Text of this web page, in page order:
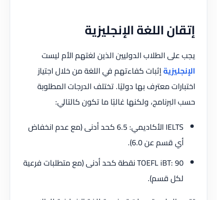
إتقان اللغة الإنجليزية
يجب على الطلاب الدوليين الذين لغتهم الأم ليست
الإنجليزيةإثبات كفاءتهم في اللغة من خلال اجتياز
اختبارات معترف بها دوليًا. تختلف الدرجات المطلوبة
حسب البرنامج، ولكنها غالبًا ما تكون كالتالي:
IELTS الأكاديمي: 6.5 كحد أدنى (مع عدم انخفاض
أي قسم عن 6.0).
TOEFL iBT: 90 نقطة كحد أدنى (مع متطلبات فرعية
لكل قسم).